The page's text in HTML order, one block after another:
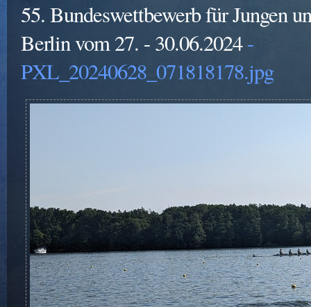
55. Bundeswettbewerb für Jungen
Berlin vom 27. - 30.06.2024-
PXL_20240628_071818178.jpg